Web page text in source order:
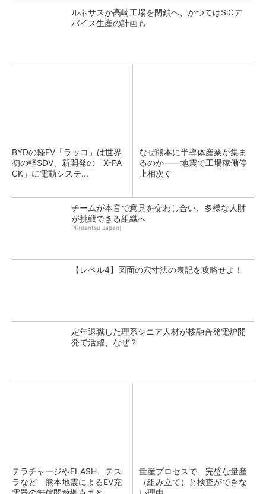
ルネサスが高崎工場を閉鎖へ、かつてはSiCデ
バイス生産の計画も
BYDの軽EV「ラッコ」は世界
初の軽SDV、新開発の「X-PA
CK」に電動システ...
なぜ熊本に半導体産業が集ま
るのか――地震で工場稼働停
止相次ぐ
チームが本音で意見を交わし合い、多様な人財
が挑戦できる組織へ
PR(dentsu Japan)
【レベル4】図面の穴寸法の表記を攻略せよ！
定年退職した理系シニア人材が核融合発電炉開
発で活躍、なぜ？
テラチャージやFLASH、テス
ラなど 熊本地震によるEV充
量産プロセスで、完璧な量産
（組み立て）と検査ができな